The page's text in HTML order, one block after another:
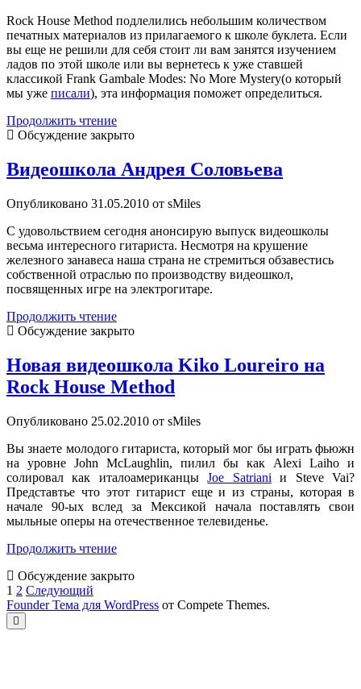
Rock House Method подлелились небольшим количеством
печатных материалов из прилагаемого к школе буклета. Если
вы еще не решили для себя стоит ли вам занятся изучением
ладов по этой школе или вы вернетесь к уже ставшей
классикой Frank Gambale Modes: No More Mystery(о который
мы уже писали), эта информация поможет определиться.
Продолжить чтениеKiko
Loureiro
по
лидийскому
Обсуждение закрыто
Видеошкола Андрея Соловьева
Опубликовано 31.05.2010 от sMiles
C удовольствием сегодня анонсирую выпуск видеошколы
весьма интересного гитариста. Несмотря на крушение
железного занавеса наша страна не стремиться обзавестись
собственной отраслью по производству видеошкол,
посвященных игре на электрогитаре.
Продолжить чтениеВидеошкола
Андрея
Обсуждение закрыто
Новая видеошкола Kiko Loureiro на
Rock House Method
Опубликовано 25.02.2010 от sMiles
Вы знаете молодого гитариста, который мог бы играть фьюжн
на уровне John McLaughlin, пилил бы как Alexi Laiho и
солировал как италоамериканцыJoe Satriani и Steve Vai?
Представтье что этот гитарист еще и из страны, которая в
начале 90-ых вслед за Мексикой начала поставлять свои
мыльные оперы на отечественное телевиденье.
Продолжить чтениеНовая
Kiko
на
Обсуждение закрыто
Навигация
по
записям
1 2 Следующий
Founder Тема для WordPress от Compete Themes.
Прокрутка
к